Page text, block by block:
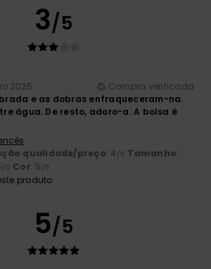
3/5
2025
Compra verificada
e as dobras enfraqueceram-na.
água. De resto, adoro-a. A bolsa é
qualidade/preço: 4 /5 Tamanho:
/5 Cor: 5 /5
produto
5/5